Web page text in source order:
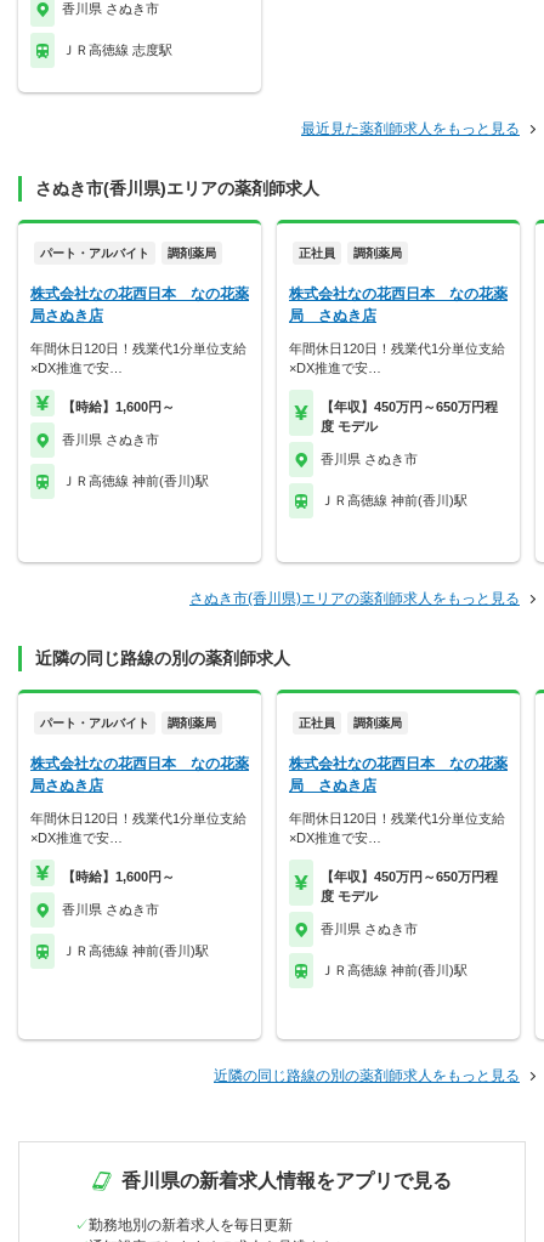
香川県 さぬき市
ＪＲ高徳線 志度駅
最近見た薬剤師求人をもっと見る
さぬき市(香川県)エリアの薬剤師求人
パート・アルバイト 調剤薬局
株式会社なの花西日本 なの花薬
局さぬき店
年間休日120日！残業代1分単位支給
×DX推進で安…
【時給】1,600円～
香川県 さぬき市
ＪＲ高徳線 神前(香川)駅
正社員 調剤薬局
株式会社なの花西日本 なの花薬
局 さぬき店
年間休日120日！残業代1分単位支給
×DX推進で安…
【年収】450万円～650万円程
度 モデル
香川県 さぬき市
ＪＲ高徳線 神前(香川)駅
さぬき市(香川県)エリアの薬剤師求人をもっと見る
近隣の同じ路線の別の薬剤師求人
パート・アルバイト 調剤薬局
株式会社なの花西日本 なの花薬
局さぬき店
年間休日120日！残業代1分単位支給
×DX推進で安…
【時給】1,600円～
香川県 さぬき市
ＪＲ高徳線 神前(香川)駅
正社員 調剤薬局
株式会社なの花西日本 なの花薬
局 さぬき店
年間休日120日！残業代1分単位支給
×DX推進で安…
【年収】450万円～650万円程
度 モデル
香川県 さぬき市
ＪＲ高徳線 神前(香川)駅
近隣の同じ路線の別の薬剤師求人をもっと見る
香川県の新着求人情報をアプリで見る
勤務地別の新着求人を毎日更新